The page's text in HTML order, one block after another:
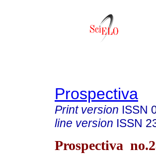
Prospectiva
Print version ISSN
line version ISSN
Prospectiva